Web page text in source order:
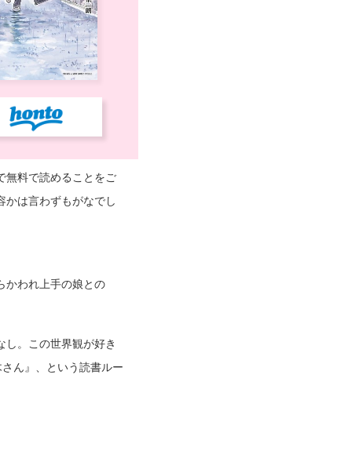
無料で読めることをご
かは言わずもがなでし
かわれ上手の娘との
。この世界観が好き
ん』、という読書ルー